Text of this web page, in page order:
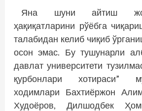
Яна шуни айтиш
ҳақиқатларини рўёбга
талабидан келиб чиқиб
осон эмас. Бу тушунарли
давлат университети
қурбонлари хотираси”
ходимлари Бахтиёржон
Худоёров, Дилшодбек